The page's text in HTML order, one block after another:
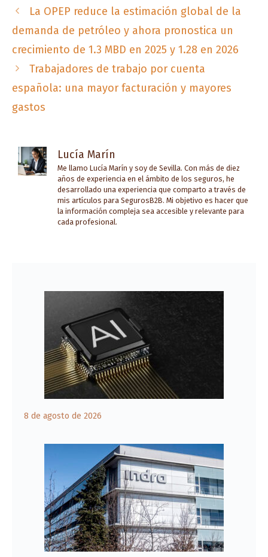
La OPEP reduce la estimación global de la
demanda de petróleo y ahora pronostica un
crecimiento de 1.3 MBD en 2025 y 1.28 en 2026
Trabajadores de trabajo por cuenta
española: una mayor facturación y mayores
gastos
Lucía Marín
Me llamo Lucía Marín y soy de Sevilla. Con más de diez
años de experiencia en el ámbito de los seguros, he
desarrollado una experiencia que comparto a través de
mis artículos para SegurosB2B. Mi objetivo es hacer que
la información compleja sea accesible y relevante para
cada profesional.
8 de agosto de 2026